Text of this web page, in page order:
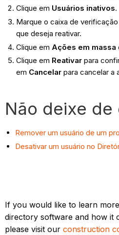
Clique em Usuários inativos.
Marque o caixa de
que deseja reativar.
Clique em Ações em massa
Clique em Reativarpara
em Cancelarpara cancelar a
Não deixe
Remover um usuário de um
Desativar um usuário no
If you would like to learn
directory software and how it
please visit ourconstruction